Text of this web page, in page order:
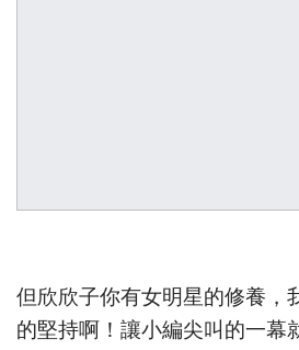
但欣欣子你有女明星的修養，
的堅持啊！讓小編尖叫的一幕